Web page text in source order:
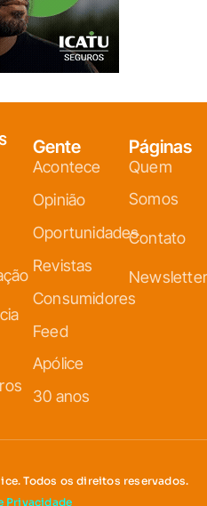
Gente
Acontece
Opinião
Oportunidades
Revistas
Consumidores
Feed
Apólice
30 anos
Páginas
Quem
Somos
Contato
Newsletter
Todos os direitos reservados.
Privacidade